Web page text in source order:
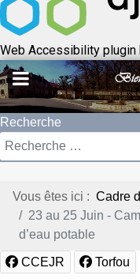
Web Accessibility plugin
Recherche
Vous êtes ici : Cadre
23 au 25 Juin -
d’eau potable
CCEJR Torfou